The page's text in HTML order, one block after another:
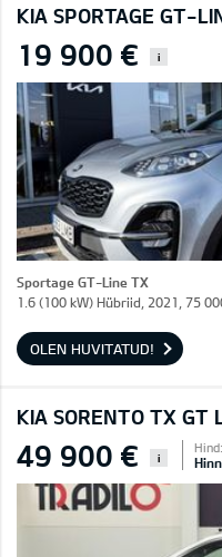
KIA SPORTAGE GT-
19 900 € i
Sportage GT-Line TX
1.6 (100 kW) Hübriid, 2021, 75
OLEN HUVITATUD!
KIA SORENTO TX GT
49 900 € i